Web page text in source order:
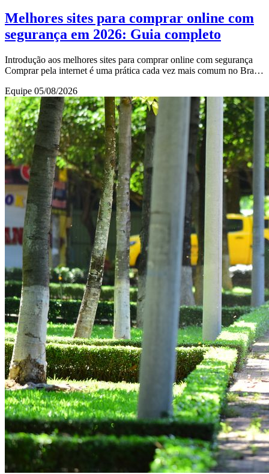
Melhores sites para comprar online com
segurança em 2026: Guia completo
Introdução aos melhores sites para comprar online com segurança
Comprar pela internet é uma prática cada vez mais comum no Brasil
Equipe 05/08/2026